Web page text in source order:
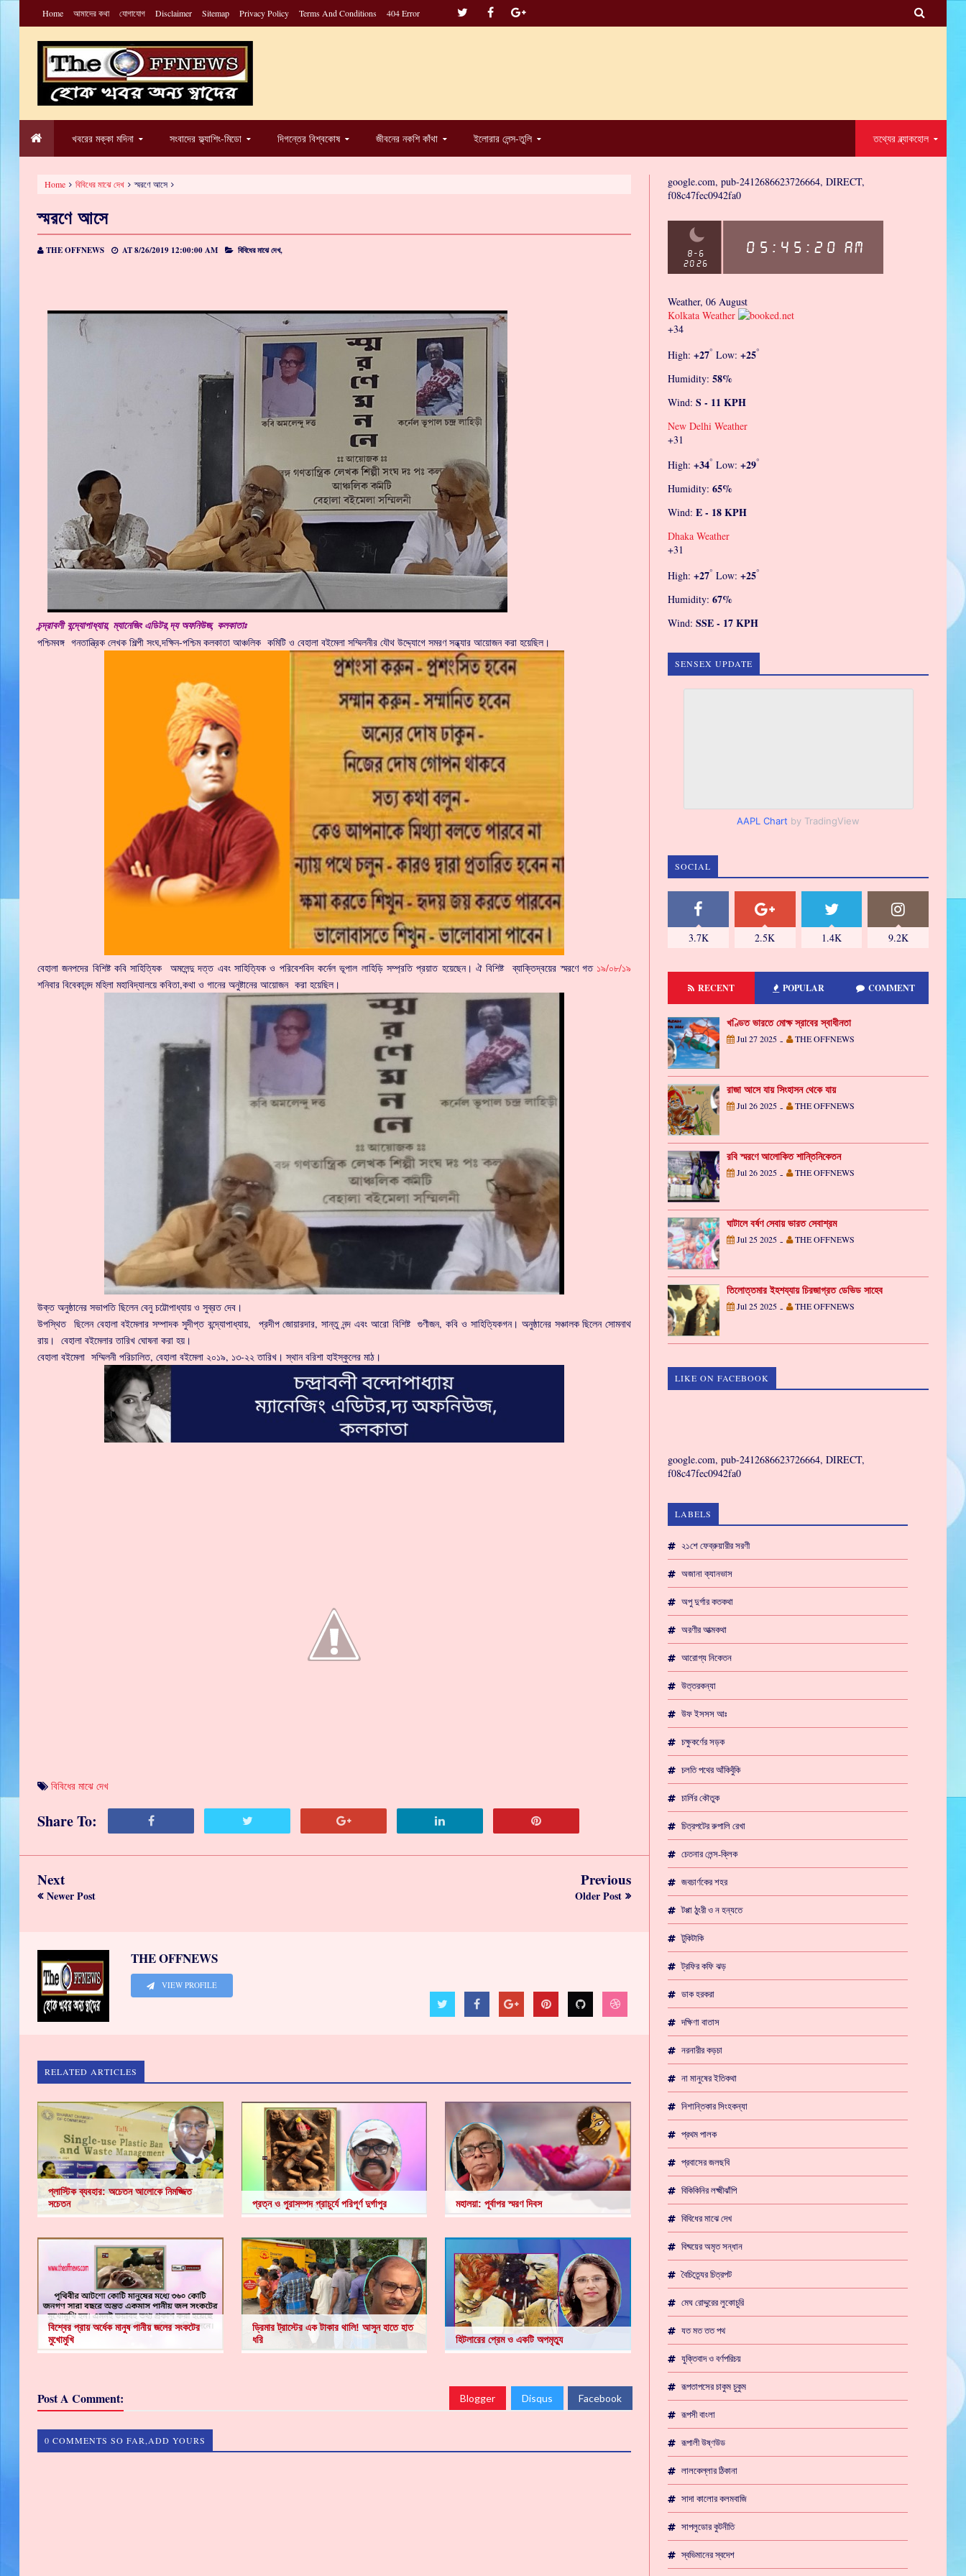
Home আমাদের কথা যোগাযোগ Disclaimer Sitemap Privacy Policy Terms And Conditions 404 Error 
খবরের মক্কা মদিনা সংবাদের ফ্ল্যাশিং-মিডো দিগন্তের বিশ্বকোষ জীবনের নকশি কাঁথা ইলোরার লেন্স-তুলি তথ্যের ব্ল্যাকহোল
Home বিবিধের মাঝে দেখ স্মরণে আসে
স্মরণে আসে
THE OFFNEWS AT8/26/2019 12:00:00 AM বিবিধের মাঝে দেখ,
চন্দ্রাবলী বন্দ্যোপাধ্যায়, ম্যানেজিং এডিটর,দ্য অফনিউজ, কলকাতাঃ
পশ্চিমবঙ্গ গনতান্ত্রিক লেখক শিল্পী সংঘ,দক্ষিন-পশ্চিম কলকাতা আঞ্চলিক কমিটি ও বেহালা বইমেলা সম্মিলনীর যৌথ উদ্দ্যোগে সমরণ সন্ধ্যার আয়োজন করা হয়েছিল।
বেহালা জনপদের বিশিষ্ট কবি সাহিত্যিক অমলেন্দু দত্ত এবং সাহিত্যিক ও পরিবেশবিদ কর্নেল ভূপাল লাহিড়ি সম্প্রতি প্রয়াত হয়েছেন। ঐ বিশিষ্ট ব্যাক্তিদ্বয়ের স্মরণে গত ১৯/০৮/১৯
শনিবার বিবেকানন্দ মহিলা মহাবিদ্যালয়ে কবিতা,কথা ও গানের অনুষ্টানের আয়োজন করা হয়েছিল।
উক্ত অনুষ্ঠানের সভাপতি ছিলেন বেনু চট্টোপাধ্যায় ও সুব্রত দেব।
উপস্থিত ছিলেন বেহালা বইমেলার সম্পাদক সুদীপ্ত বন্দ্যোপাধ্যায়, প্রদীপ জোয়ারদার, সান্তু নন্দ এবং আরো বিশিষ্ট গুণীজন, কবি ও সাহিত্যিকগন। অনুষ্ঠানের সঞ্চালক ছিলেন সোমনাথ
রায়। বেহালা বইমেলার তারিখ ঘোষনা করা হয়।
বেহালা বইমেলা সম্মিলনী পরিচালিত, বেহালা বইমেলা ২০১৯, ১৩-২২ তারিখ। স্থান বরিশা হাইস্কুলের মাঠ।
বিবিধের মাঝে দেখ
Share To:
Next
Newer Post
Previous
Older Post
THE OFFNEWS
VIEW PROFILE
RELATED ARTICLES
প্লাস্টিক ব্যবহার: অচেতন আলোকে নিমজ্জিত
সচেতন
প্রত্ন ও পুরাসম্পদ প্রাচুর্যে পরিপূর্ণ দুর্গাপুর মহালয়া: পূর্বাপর স্মরণ দিবস
বিশ্বের প্রায় অর্ধেক মানুষ পানীয় জলের সংকটের
মুখোমুখি
ড্রিমার ট্রাস্টের এক টাকার থালি! আসুন হাতে হাত
ধরি
হিটলারের প্রেম ও একটি অপমৃত্যু
Post A Comment: Blogger Disqus Facebook
0 COMMENTS SO FAR,ADD YOURS
google.com, pub-2412686623726664, DIRECT,
f08c47fec0942fa0
Weather, 06 August
Kolkata Weather
+34
High:+27° Low:+25°
Humidity:58%
Wind:S - 11 KPH
New Delhi Weather
+31
High:+34° Low:+29°
Humidity:65%
Wind:E - 18 KPH
Dhaka Weather
+31
High:+27° Low:+25°
Humidity:67%
Wind:SSE - 17 KPH
SENSEX UPDATE
AAPL Chart by TradingView
SOCIAL
3.7K 2.5K 1.4K 9.2K
RECENT POPULAR COMMENT
খণ্ডিত ভারতে মোক্ষ স্রাবের স্বাধীনতা
Jul 27 2025 - THE OFFNEWS
রাজা আসে যায় সিংহাসন থেকে যায়
Jul 26 2025 - THE OFFNEWS
রবি স্মরণে আলোকিত শান্তিনিকেতন
Jul 26 2025 - THE OFFNEWS
ঘাটালে বর্ষণ সেবায় ভারত সেবাশ্রম
Jul 25 2025 - THE OFFNEWS
তিলোত্তমার ইহশয্যায় চিরজাগ্রত ডেভিড সাহেব
Jul 25 2025 - THE OFFNEWS
LIKE ON FACEBOOK
google.com, pub-2412686623726664, DIRECT,
f08c47fec0942fa0
LABELS
২১শে ফেব্রুয়ারীর সরণী
অজানা ক্যানভাস
অপু দুর্গার কতকথা
অরণীর আত্মকথা
আরোগ্য নিকেতন
উত্তরকন্যা
উফ ইসসস আঃ
চক্ষুকর্ণের সড়ক
চলতি পথের আঁকিবুঁকি
চার্লির কৌতুক
চিত্রপটের রুপালি রেখা
চেতনার লেন্স-ক্লিক
জবচার্ণকের শহর
টপ্পা ঠুংরী ও ন হন্যতে
টুকিটাকি
ট্রফির কফি ঝড়
ডাক হরকরা
দক্ষিণা বাতাস
নরনারীর কড়চা
না মানুষের ইতিকথা
নিশান্তিকার সিংহকন্যা
প্রথম পালক
প্রবাসের জলছবি
বিকিকিনির লক্ষ্মীঝাঁপি
বিবিধের মাঝে দেখ
বিষ্ময়ের অমৃত সন্ধান
বৈচিত্র্যের চিত্রপট
মেঘ রোদ্দুরের লুকোচুরি
যত মত তত পথ
যুক্তিবাদ ও বর্ণপরিচয়
রূপতাপসের চাকুম চুকুম
রূপসী বাংলা
রূপালী উষ্ণউড
লালকেল্লার ঠিকানা
সাদা কালোর কলমবাজি
সাপলুডোর কুটনীতি
স্বভিমানের স্বদেশ